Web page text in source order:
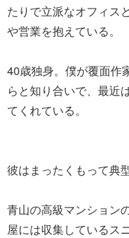
たりで立派なオフィス
や営業を抱えている。
40歳独身。僕が覆面作
らと知り合いで、最近
てくれている。
彼はまったくもって典
青山の高級マンション
屋には収集しているス